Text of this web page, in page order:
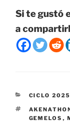
Si te gustó
a
CICLO 2025
ETIQUETAS
GEMELOS ,